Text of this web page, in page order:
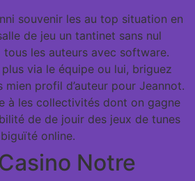
souvenir les au top situation en
de jeu un tantinet sans nul
les auteurs avec software.
plus via le équipe ou lui, briguez
mien profil d’auteur pour Jeannot.
à les collectivités dont on gagne
de de jouir des jeux de tunes
online.
Notre